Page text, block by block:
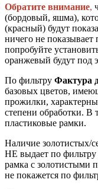
Обратите внимание,
(бордовый, яшма),
(красный) будут
ничего не показывает
попробуйте
оранжевый будут под
По фильтру Фактура
базовых цветов,
прожилки,
степени обработки. В
пластиковые рамки.
Наличие золотистых/
НЕ выдает по фильтру
рамка с золотистыми
не покажется по